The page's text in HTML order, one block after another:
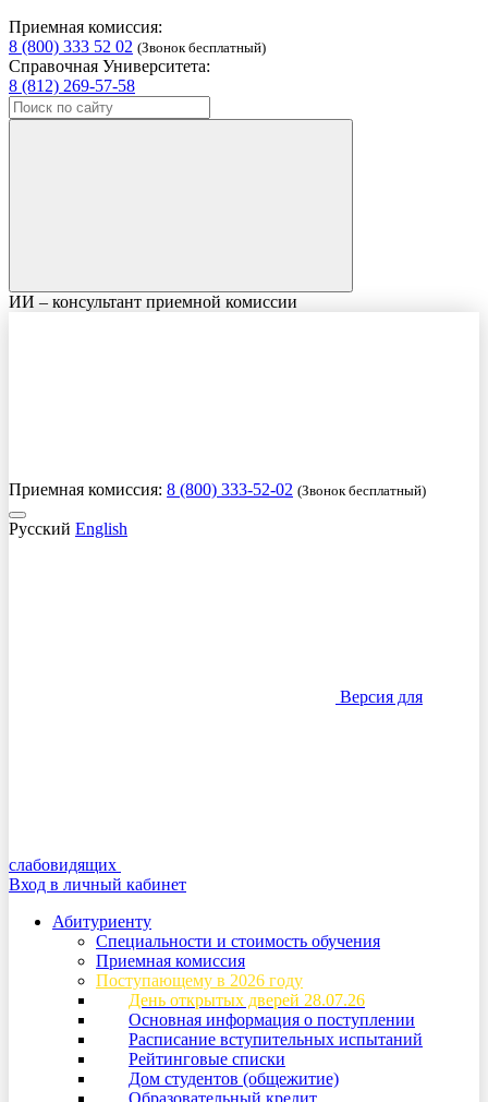
Приемная комиссия:
8 (800) 333 52 02 (Звонок бесплатный)
Справочная Университета:
8 (812) 269-57-58
ИИ – консультант приемной комиссии
Приемная комиссия: 8 (800) 333-52-02 (Звонок бесплатный)
Русский English
Версия для
слабовидящих
Вход в личный кабинет
Абитуриенту
Специальности и стоимость обучения
Приемная комиссия
Поступающему в 2026 году
День открытых дверей 28.07.26
Основная информация о поступлении
Расписание вступительных испытаний
Рейтинговые списки
Дом студентов (общежитие)
Образовательный кредит